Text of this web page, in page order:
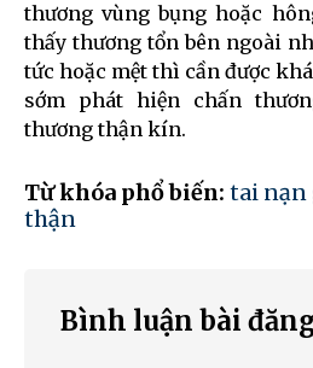
thương vùng bụng hoặc
thấy thương tổn bên ngoài
tức hoặc mệt thì cần được
sớm phát hiện chấn
thương thận kín.
Từ khóa phổ biến: tai nạn
thận
Bình luận bài